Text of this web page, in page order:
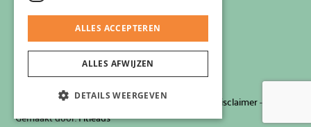
© 2026 Zlim Privacyverklaring-Cookiebeleid Disclaimer-
Gemaakt door:Fitleads
ALLES ACCEPTEREN
ALLES AFWIJZEN
DETAILS WEERGEVEN